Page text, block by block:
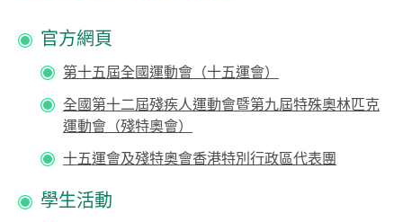
官方網頁
第十五屆全國運動會（十五運會）
全國第十二屆殘疾人運動會暨第九屆特殊奧林匹克
運動會（殘特奧會）
十五運會及殘特奧會香港特別行政區代表團
學生活動